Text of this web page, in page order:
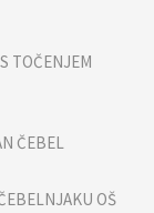
TOČENJEM
ČEBEL
OŠ